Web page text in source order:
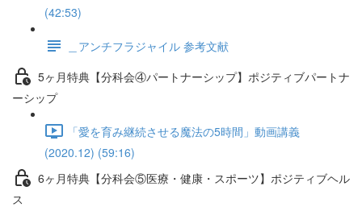
(42:53)
＿アンチフラジャイル 参考文献
5ヶ月特典【分科会④パートナーシップ】ポジティブパートナ
ーシップ
「愛を育み継続させる魔法の5時間」動画講義
(2020.12) (59:16)
6ヶ月特典【分科会⑤医療・健康・スポーツ】ポジティブヘル
ス